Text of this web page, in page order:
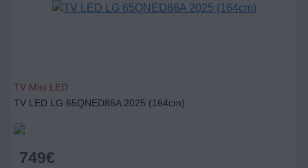
TV Mini LED
TV LED LG 65QNED86A 2025 (164cm)
749€